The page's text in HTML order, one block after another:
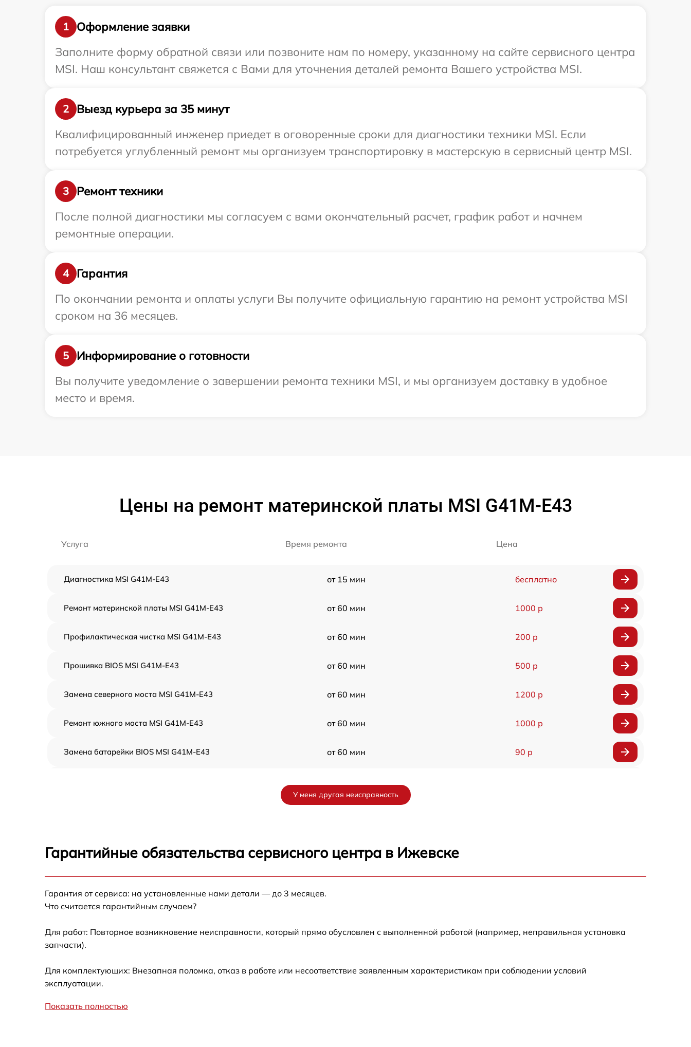
1
Оформление заявки
Заполните форму обратной связи или позвоните нам по номеру, указанному на сайте сервисного центра
MSI. Наш консультант свяжется с Вами для уточнения деталей ремонта Вашего устройства MSI.
2
Выезд курьера за 35 минут
Квалифицированный инженер приедет в оговоренные сроки для диагностики техники MSI. Если
потребуется углубленный ремонт мы организуем транспортировку в мастерскую в сервисный центр MSI.
3
Ремонт техники
После полной диагностики мы согласуем с вами окончательный расчет, график работ и начнем
ремонтные операции.
4
Гарантия
По окончании ремонта и оплаты услуги Вы получите официальную гарантию на ремонт устройства MSI
сроком на 36 месяцев.
5
Информирование о готовности
Вы получите уведомление о завершении ремонта техники MSI, и мы организуем доставку в удобное
место и время.
Цены на ремонт материнской платы MSI G41M-E43
Услуга Время ремонта Цена
Диагностика MSI G41M-E43 от 15 мин бесплатно
Ремонт материнской платы MSI G41M-E43 от 60 мин 1000 р
Профилактическая чистка MSI G41M-E43 от 60 мин 200 р
Прошивка BIOS MSI G41M-E43 от 60 мин 500 р
Замена северного моста MSI G41M-E43 от 60 мин 1200 р
Ремонт южного моста MSI G41M-E43 от 60 мин 1000 р
Замена батарейки BIOS MSI G41M-E43 от 60 мин 90 р
У меня другая неисправность
Гарантийные обязательства сервисного центра в Ижевске
Гарантия от сервиса: на установленные нами детали — до 3 месяцев.
Что считается гарантийным случаем?
Для работ: Повторное возникновение неисправности, который прямо обусловлен с выполненной работой (например, неправильная установка
запчасти).
Для комплектующих: Внезапная поломка, отказ в работе или несоответствие заявленным характеристикам при соблюдении условий
эксплуатации.
Показать полностью